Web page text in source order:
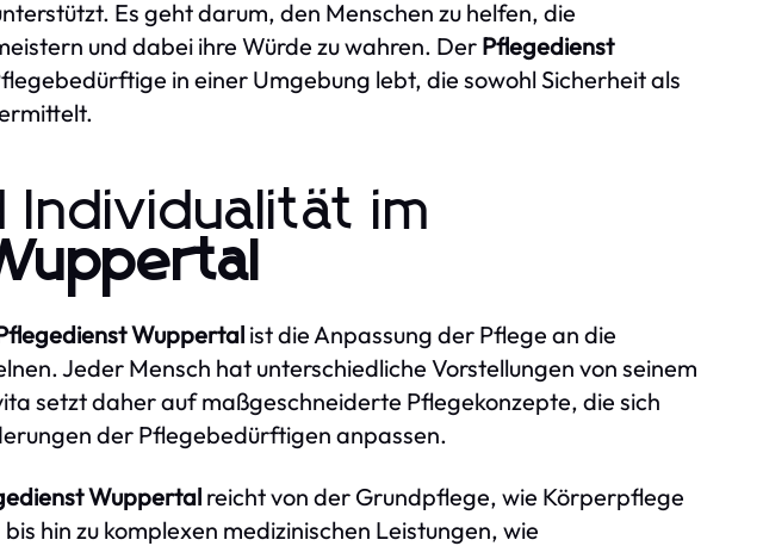
Es geht darum, den Menschen zu helfen, die
und dabei ihre Würde zu wahren. Der Pflegedienst
in einer Umgebung lebt, die sowohl Sicherheit als
Individualität im
Wuppertalist die Anpassung der Pflege an die
Jeder Mensch hat unterschiedliche Vorstellungen von seinem
setzt daher auf maßgeschneiderte Pflegekonzepte, die sich
der Pflegebedürftigen anpassen.
Wuppertalreicht von der Grundpflege, wie Körperpflege
hin zu komplexen medizinischen Leistungen, wie